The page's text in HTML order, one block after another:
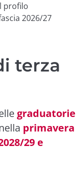
profilo
2026/27
terza
graduatorie
primavera
29 e